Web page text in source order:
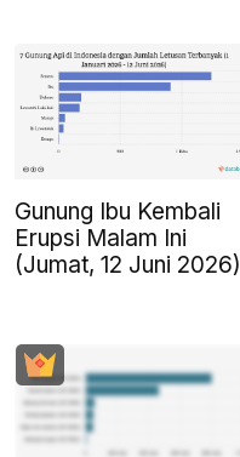
Gunung Ibu Kembali
Erupsi Malam Ini
(Jumat, 12 Juni 2026)